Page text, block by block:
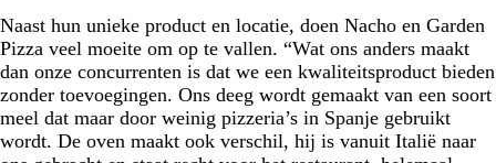
Naast hun unieke product en locatie, doen Nacho en Garden
Pizza veel moeite om op te vallen. “Wat ons anders maakt
dan onze concurrenten is dat we een kwaliteitsproduct bieden
zonder toevoegingen. Ons deeg wordt gemaakt van een soort
meel dat maar door weinig pizzeria’s in Spanje gebruikt
wordt. De oven maakt ook verschil, hij is vanuit Italië naar